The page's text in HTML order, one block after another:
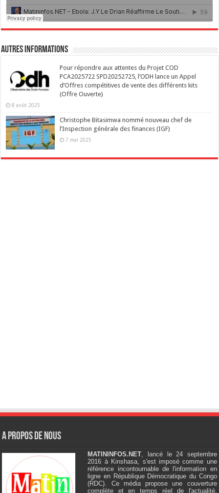
Autres Informations
Pour répondre aux attentes du Projet COD
PCA2025722 SPD20252725, l’ODH lance un Appel
d’Offres compétitives de vente des différents kits
(Offre Ouverte)
8 août 2025
Christophe Bitasimwa nommé nouveau chef de
l’Inspection générale des finances (IGF)
7 mai 2025
A Propos de Nous
MATININFOS.NET , lancé le 24 septembre
2016 à Kinshasa, s'est imposé comme une
référence incontournable de l'information en
ligne en République Démocratique du Congo
(RDC). Ce média propose une couverture
complète et en temps réel de l'actualité,